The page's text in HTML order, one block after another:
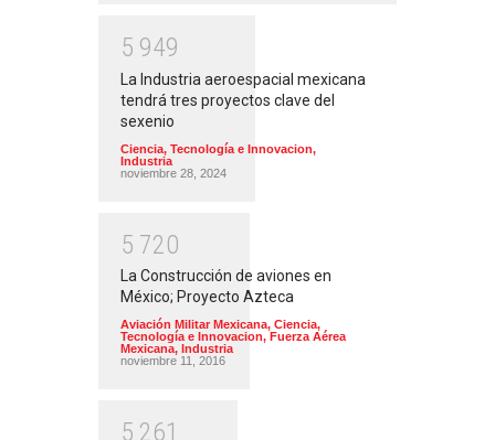
5 949
La Industria aeroespacial mexicana
tendrá tres proyectos clave del
sexenio
Ciencia, Tecnología e Innovacion,
Industria
noviembre 28, 2024
5 720
La Construcción de aviones en
México; Proyecto Azteca
Aviación Militar Mexicana, Ciencia,
Tecnología e Innovacion, Fuerza Aérea
Mexicana, Industria
noviembre 11, 2016
5 261